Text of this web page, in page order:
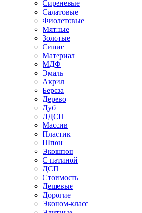
Сиреневые
Салатовые
Фиолетовые
Мятные
Золотые
Синие
Материал
МДФ
Эмаль
Акрил
Береза
Дерево
Дуб
ЛДСП
Массив
Пластик
Шпон
Экошпон
С патиной
ДСП
Стоимость
Дешевые
Дорогие
Эконом-класс